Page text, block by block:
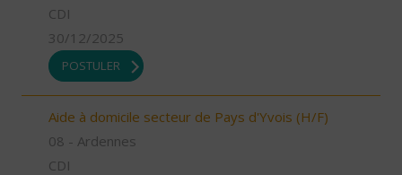
CDI
30/12/2025
POSTULER
Aide à domicile secteur de Pays d'Yvois (H/F)
08 - Ardennes
CDI